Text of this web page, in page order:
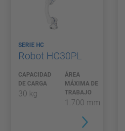
SERIE HC
Robot HC30PL
CAPACIDAD
DE CARGA
30 kg
ÁREA
MÁXIMA DE
TRABAJO
1.700 mm